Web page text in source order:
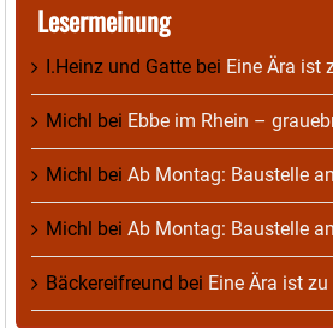
Lesermeinung
I.Heinz und Gatte bei Eine Ära ist
Michl bei Ebbe im Rhein –
Michl bei Ab Montag: Baustelle
Michl bei Ab Montag: Baustelle
Bäckereifreund bei Eine Ära ist